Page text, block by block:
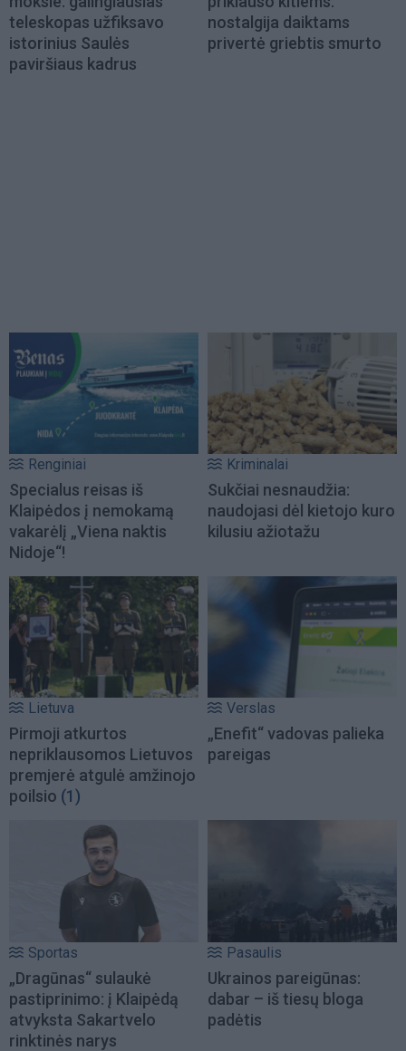
teleskopas užfiksavo
istorinius Saulės
paviršiaus kadrus
nostalgija daiktams
privertė griebtis smurto
Renginiai
Specialus reisas iš
Klaipėdos į nemokamą
vakarėlį „Viena naktis
Nidoje“!
Kriminalai
Sukčiai nesnaudžia:
naudojasi dėl kietojo kuro
kilusiu ažiotažu
Lietuva
Pirmoji atkurtos
nepriklausomos Lietuvos
premjerė atgulė amžinojo
poilsio (1)
Verslas
„Enefit“ vadovas palieka
pareigas
Sportas
„Dragūnas“ sulaukė
pastiprinimo: į Klaipėdą
atvyksta Sakartvelo
rinktinės narys
Pasaulis
Ukrainos pareigūnas:
dabar – iš tiesų bloga
padėtis